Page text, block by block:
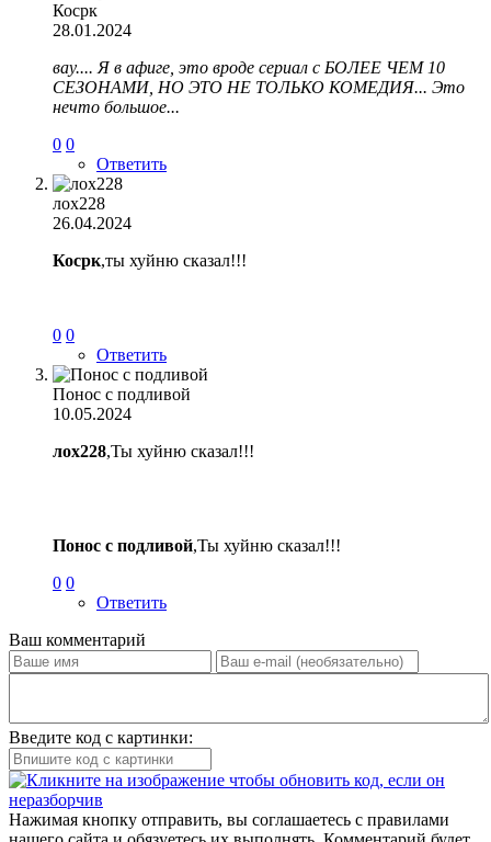
Косрк
28.01.2024
вау.... Я в афиге, это вроде сериал с БОЛЕЕ ЧЕМ 10
СЕЗОНАМИ, НО ЭТО НЕ ТОЛЬКО КОМЕДИЯ... Это
нечто большое...
0 0
Ответить
лох228
26.04.2024
Косрк,ты хуйню сказал!!!
0 0
Ответить
Понос с подливой
10.05.2024
лох228,Ты хуйню сказал!!!
Понос с подливой,Ты хуйню сказал!!!
0 0
Ответить
Ваш комментарий
Введите код с картинки:
Нажимая кнопку отправить, вы соглашаетесь с правилами